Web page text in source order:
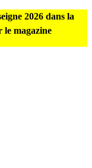
2026 dans la
le magazine